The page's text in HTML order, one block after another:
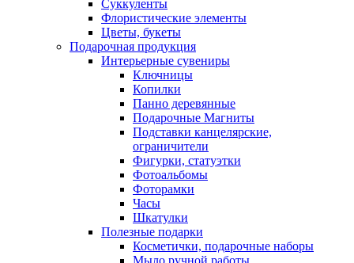
Суккуленты
Флористические элементы
Цветы, букеты
Подарочная продукция
Интерьерные сувениры
Ключницы
Копилки
Панно деревянные
Подарочные Магниты
Подставки канцелярские,
ограничители
Фигурки, статуэтки
Фотоальбомы
Фоторамки
Часы
Шкатулки
Полезные подарки
Косметички, подарочные наборы
Мыло ручной работы